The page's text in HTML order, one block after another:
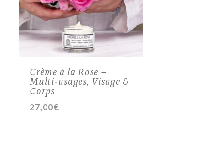
Crème à la Rose –
Multi-usages, Visage &
Corps
27,00€